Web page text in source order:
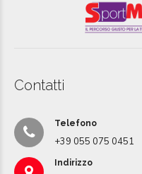
Contatti
Telefono
+39 055 075 0451
Indirizzo